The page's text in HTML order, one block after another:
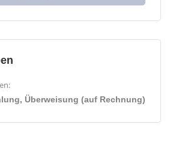
Überweisung (auf Rechnung)